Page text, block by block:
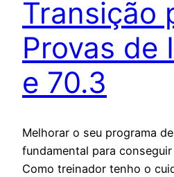
Transição
Provas de
e 70.3
Melhorar o seu programa
fundamental para
Como treinador tenho o